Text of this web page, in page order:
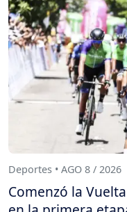
Deportes • AGO 8 / 2026
Comenzó la